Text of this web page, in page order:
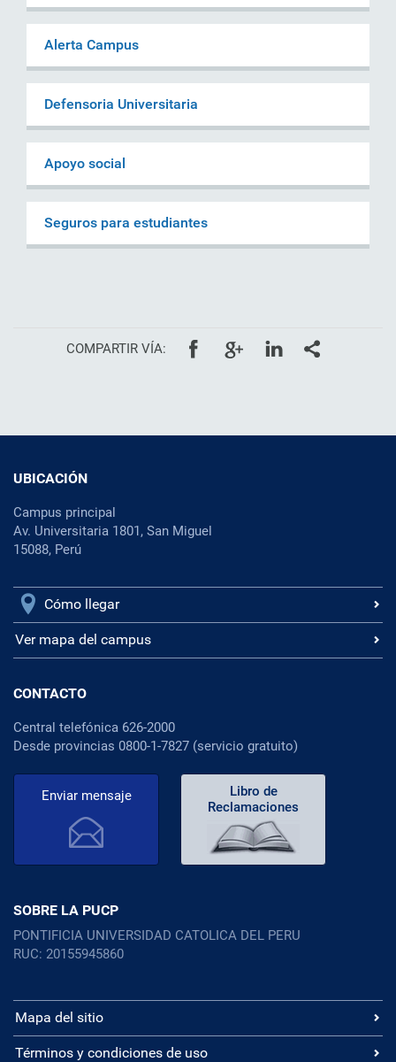
Alerta Campus
Defensoria Universitaria
Apoyo social
Seguros para estudiantes
COMPARTIR VÍA:
UBICACIÓN
Campus principal
Av. Universitaria 1801, San Miguel
15088, Perú
Cómo llegar
Ver mapa del campus
CONTACTO
Central telefónica 626-2000
Desde provincias 0800-1-7827 (servicio gratuito)
Enviar mensaje
Libro de
Reclamaciones
SOBRE LA PUCP
PONTIFICIA UNIVERSIDAD CATOLICA DEL PERU
RUC: 20155945860
Mapa del sitio
Términos y condiciones de uso